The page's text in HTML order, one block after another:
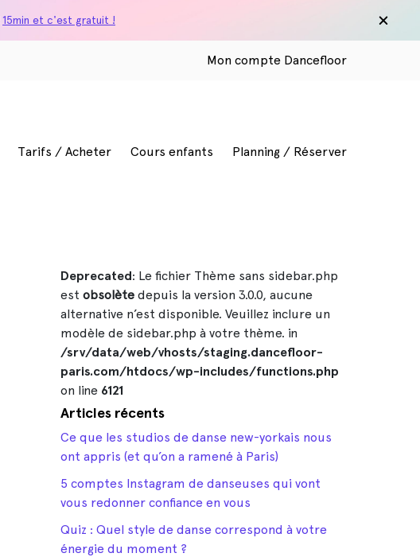
15min et c'est gratuit !
Mon compte Dancefloor
Tarifs / Acheter Cours enfants Planning / Réserver
Deprecated: Le fichier Thème sans sidebar.php
est obsolète depuis la version 3.0.0, aucune
alternative n’est disponible. Veuillez inclure un
modèle de sidebar.php à votre thème. in
/srv/data/web/vhosts/staging.dancefloor-
paris.com/htdocs/wp-includes/functions.php
on line 6121
Articles récents
Ce que les studios de danse new-yorkais nous
ont appris (et qu’on a ramené à Paris)
5 comptes Instagram de danseuses qui vont
vous redonner confiance en vous
Quiz : Quel style de danse correspond à votre
énergie du moment ?